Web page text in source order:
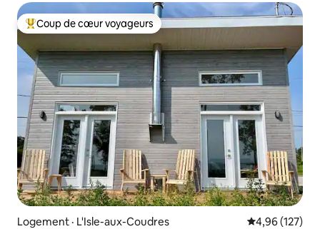
Coup de cœur voyageurs parmi les plus aimés
Coup de cœur voyageurs
Logement · L'Isle-aux-Coudres Note
4,96 (127)